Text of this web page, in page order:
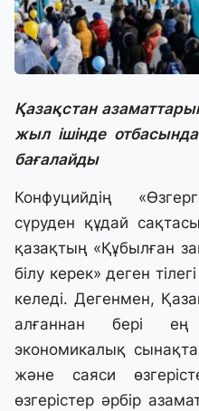
Қазақстан
жыл ішінде отбасында
бағалайды
Конфуцийдің
сүруден құдай
қазақтың «Құбылған
білу керек» деген
келеді. Дегенмен,
алғаннан бері ең
экономикалық
және саяси
өзгерістер әрбір